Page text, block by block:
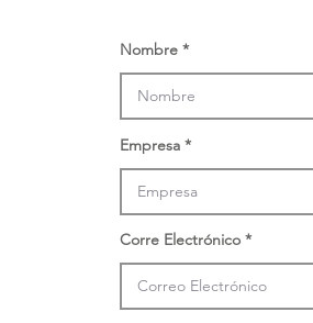
Nombre
Empresa
Corre Electrónico